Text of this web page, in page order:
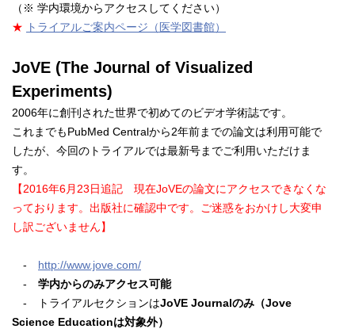
（※ 学内環境からアクセスしてください）
★
トライアルご案内ページ（医学図書館）
JoVE (The Journal of Visualized
Experiments)
2006年に創刊された世界で初めてのビデオ学術誌です。
これまでもPubMed Centralから2年前までの論文は利用可能で
したが、今回のトライアルでは最新号までご利用いただけま
す。
【2016年6月23日追記 現在JoVEの論文にアクセスできなくな
っております。出版社に確認中です。ご迷惑をおかけし大変申
し訳ございません】
- http://www.jove.com/
- 学内からのみアクセス可能
- トライアルセクションはJoVE Journalのみ（Jove
Science Educationは対象外）